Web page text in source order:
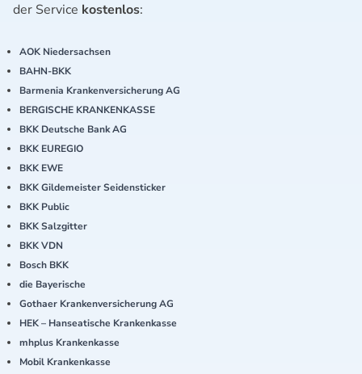
der Service kostenlos:
AOK Niedersachsen
BAHN-BKK
Barmenia Krankenversicherung AG
BERGISCHE KRANKENKASSE
BKK Deutsche Bank AG
BKK EUREGIO
BKK EWE
BKK Gildemeister Seidensticker
BKK Public
BKK Salzgitter
BKK VDN
Bosch BKK
die Bayerische
Gothaer Krankenversicherung AG
HEK – Hanseatische Krankenkasse
mhplus Krankenkasse
Mobil Krankenkasse